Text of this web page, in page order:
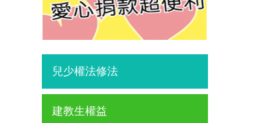
兒少權法修法
建教生權益